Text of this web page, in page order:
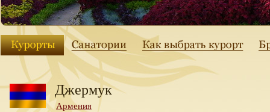
Джермук
Армения